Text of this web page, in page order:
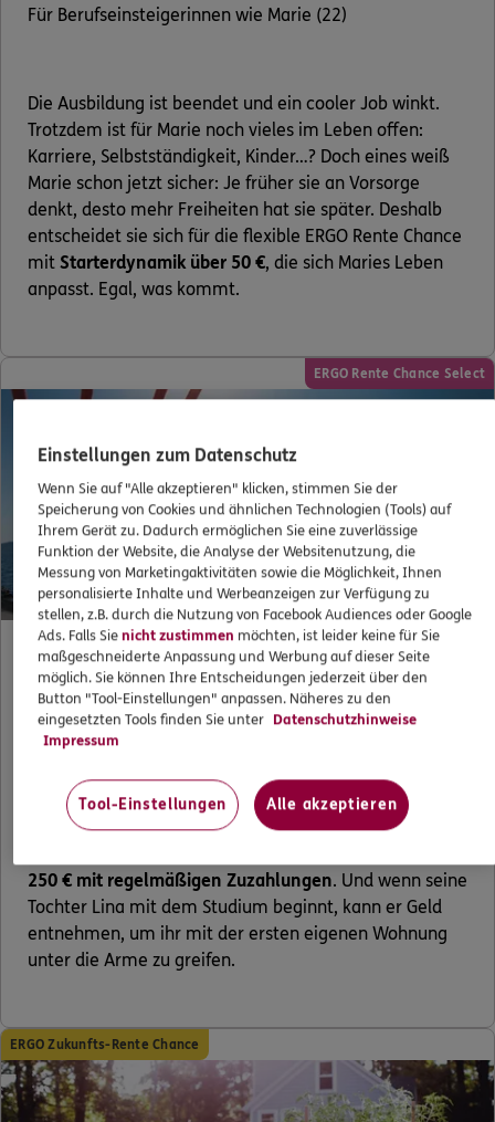
Für Berufseinsteigerinnen wie Marie (22)
Die Ausbildung ist beendet und ein cooler Job winkt.
Trotzdem ist für Marie noch vieles im Leben offen:
Karriere, Selbstständigkeit, Kinder…? Doch eines weiß
Marie schon jetzt sicher: Je früher sie an Vorsorge
denkt, desto mehr Freiheiten hat sie später. Deshalb
entscheidet sie sich für die flexible ERGO Rente Chance
mit Starterdynamik über 50 €, die sich Maries Leben
anpasst. Egal, was kommt.
ERGO Rente Chance Select
Für Anspruchsvolle wie Lars (45)
Lars möchte etwas mehr Geld fürs Alter anlegen – mit
einer Rentenversicherung, die so zielorientiert ist wie
er. Die ERGO Rente Chance Select bietet ihm exklusive
250 € mit regelmäßigen Zuzahlungen. Und wenn seine
Tochter Lina mit dem Studium beginnt, kann er Geld
entnehmen, um ihr mit der ersten eigenen Wohnung
unter die Arme zu greifen.
ERGO Zukunfts-Rente Chance
Einstellungen zum Datenschutz
Wenn Sie auf "Alle akzeptieren" klicken, stimmen Sie der
Speicherung von Cookies und ähnlichen Technologien (Tools) auf
Ihrem Gerät zu. Dadurch ermöglichen Sie eine zuverlässige
Funktion der Website, die Analyse der Websitenutzung, die
Messung von Marketingaktivitäten sowie die Möglichkeit, Ihnen
personalisierte Inhalte und Werbeanzeigen zur Verfügung zu
stellen, z.B. durch die Nutzung von Facebook Audiences oder Google
Ads. Falls Sienicht zustimmen möchten, ist leider keine für Sie
maßgeschneiderte Anpassung und Werbung auf dieser Seite
möglich. Sie können Ihre Entscheidungen jederzeit über den
Button "Tool-Einstellungen" anpassen. Näheres zu den
eingesetzten Tools finden Sie unter Datenschutzhinweise
Impressum
Tool-Einstellungen Alle akzeptieren